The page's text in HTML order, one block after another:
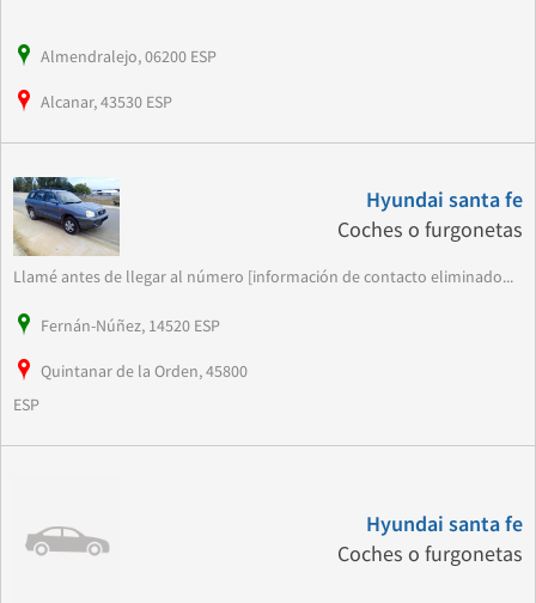
Almendralejo, 06200 ESP
Alcanar, 43530 ESP
Hyundai santa fe
Coches o furgonetas
Llamé antes de llegar al número [información de contacto eliminado...
Fernán-Núñez, 14520 ESP
Quintanar de la Orden, 45800
ESP
Hyundai santa fe
Coches o furgonetas